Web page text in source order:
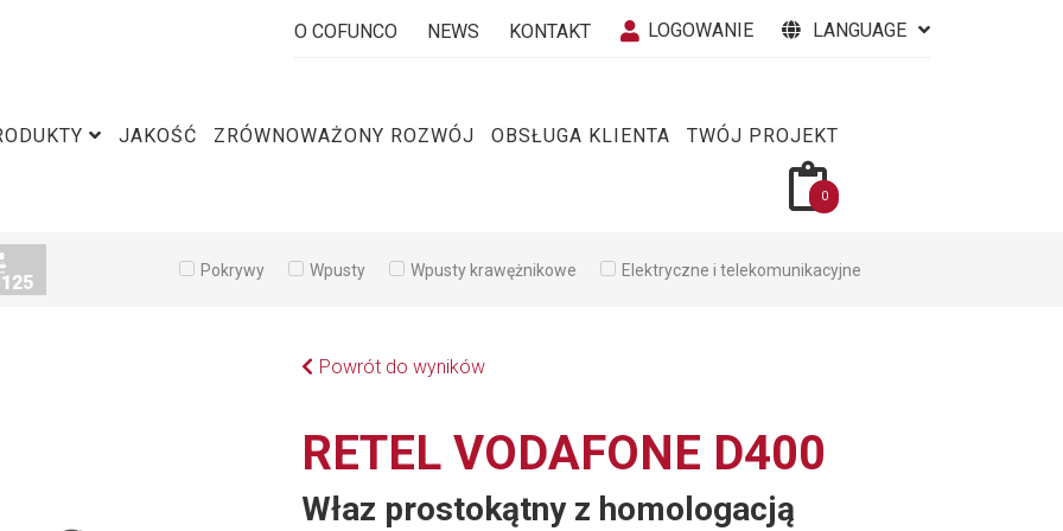
O COFUNCO NEWS KONTAKT LOGOWANIE LANGUAGE
JAKOŚĆ ZRÓWNOWAŻONY ROZWÓJ OBSŁUGA KLIENTA TWÓJ PROJEKT
0
Pokrywy Wpusty Wpusty krawężnikowe Elektryczne i telekomunikacyjne
Powrót do wyników
RETEL VODAFONE D400
Właz prostokątny z homologacją